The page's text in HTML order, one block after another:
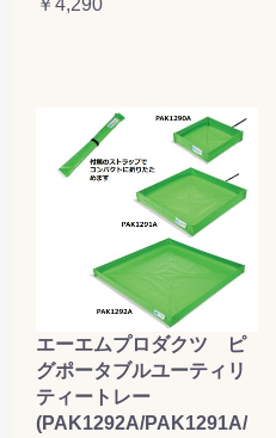
エーエムプロダクツ ピ
グポータブルユーティリ
ティートレー
(PAK1292A/PAK1291A/